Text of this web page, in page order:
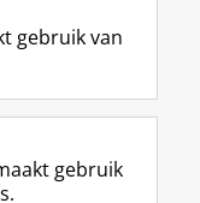
11:00
R
S
-
I
n
t
Y
o
T
gebruik van
gebruik